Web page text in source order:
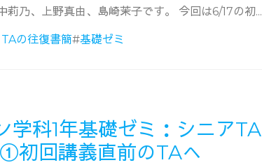
莉乃、上野真由、島崎茉子です。 今回は6/17の初...
の往復書簡#基礎ゼミ
学科1年基礎ゼミ：シニアTA
初回講義直前のTAへ